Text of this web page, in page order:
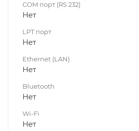
COM порт (RS 232)
Нет
LPT порт
Нет
Ethernet (LAN)
Нет
Bluetooth
Нет
Wi-Fi
Нет